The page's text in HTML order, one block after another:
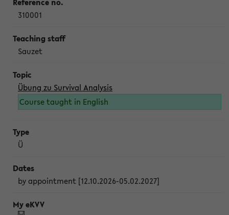
310001
Sauzet
Übung zu Survival Analysis
Course taught in English
Ü
by appointment [12.10.2026-05.02.2027]